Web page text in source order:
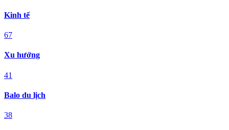
Kinh tế
67
Xu hướng
41
Balo du lịch
38